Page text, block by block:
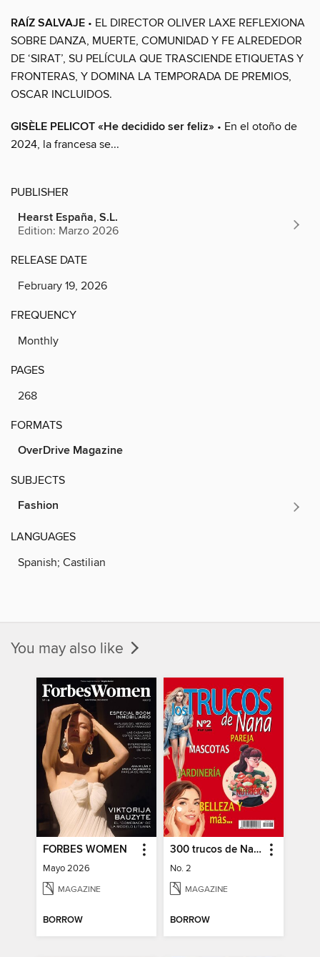
RAÍZ SALVAJE • EL DIRECTOR OLIVER LAXE REFLEXIONA
SOBRE DANZA, MUERTE, COMUNIDAD Y FE ALREDEDOR
DE ‘SIRAT’, SU PELÍCULA QUE TRASCIENDE ETIQUETAS Y
FRONTERAS, Y DOMINA LA TEMPORADA DE PREMIOS,
OSCAR INCLUIDOS.
GISÈLE PELICOT «He decidido ser feliz» • En el otoño de
2024, la francesa se...
PUBLISHER
Hearst España, S.L.
Edition: Marzo 2026
RELEASE DATE
February 19, 2026
FREQUENCY
Monthly
PAGES
268
FORMATS
OverDrive Magazine
SUBJECTS
Fashion
LANGUAGES
Spanish; Castilian
You may also like
FORBES WOMEN
Mayo 2026
MAGAZINE
BORROW
300 trucos de Nana
No. 2
MAGAZINE
BORROW